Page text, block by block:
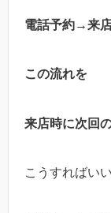
電話予約→来
この流れを
来店時に次回
こうすればい